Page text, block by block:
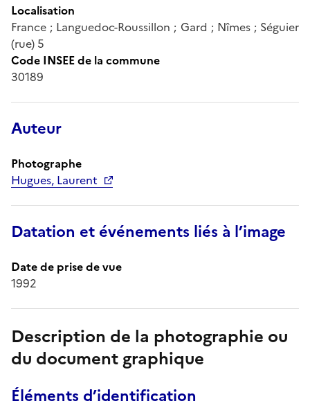
Localisation
France ; Languedoc-Roussillon ; Gard ; Nîmes ; Séguier
(rue) 5
Code INSEE de la commune
30189
Auteur
Photographe
Hugues, Laurent
Datation et événements liés à l’image
Date de prise de vue
1992
Description de la photographie ou
du document graphique
Éléments d’identification